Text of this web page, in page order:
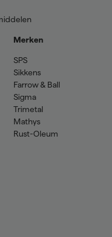
Merken
SPS
Sikkens
Farrow & Ball
Sigma
Trimetal
Mathys
Rust-Oleum